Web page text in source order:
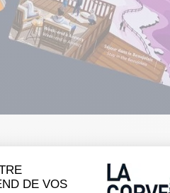
, la communauté destinée aux